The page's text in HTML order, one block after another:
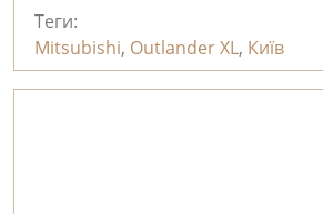
Теги:
Mitsubishi, Outlander XL, Київ